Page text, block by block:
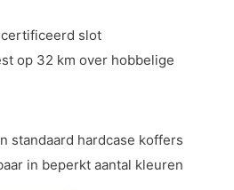
slot
op 32 km over hobbelige
standaard hardcase koffers
in beperkt aantal kleuren